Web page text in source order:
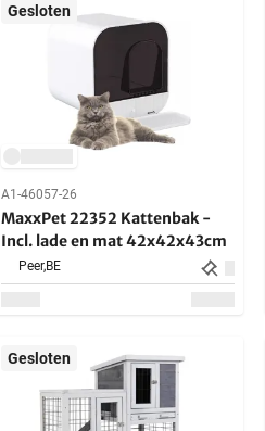
Gesloten
A1-46057-26
MaxxPet 22352 Kattenbak -
Incl. lade en mat 42x42x43cm
Peer,BE
Gesloten